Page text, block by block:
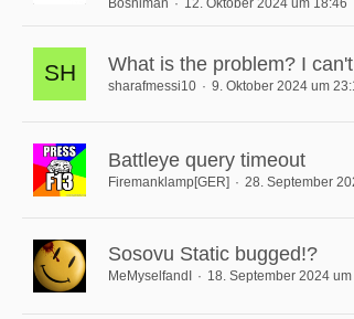
What is the problem? I
sharafmessi10 9. Oktober 2024 um
Battleye query timeout
Firemanklamp[GER] 28. September
Sosovu Static bugged!?
MeMyselfandI 18. September 2024